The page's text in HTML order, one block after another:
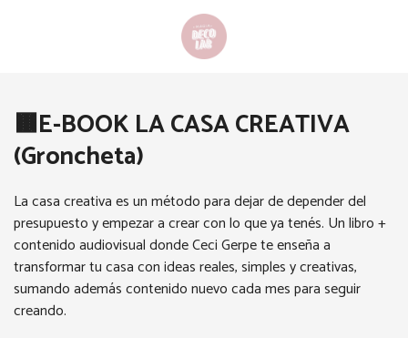
🟫E-BOOK LA CASA CREATIVA
(Groncheta)
La casa creativa es un método para dejar de depender del
presupuesto y empezar a crear con lo que ya tenés. Un libro +
contenido audiovisual donde Ceci Gerpe te enseña a
transformar tu casa con ideas reales, simples y creativas,
sumando además contenido nuevo cada mes para seguir
creando.